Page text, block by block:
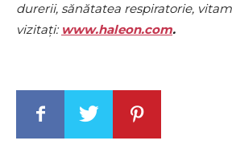
durerii, sănătatea respiratorie,
vizitați: www.haleon.com.